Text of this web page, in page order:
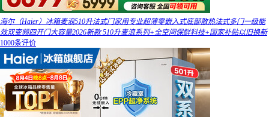
海尔（Haier）冰箱麦浪510升法式门家用专业超薄零嵌入式底部散热法式多门一级能
效双变频四开门大容量2026新款 510升麦浪系列+全空间保鲜科技+国家补贴以旧换新
1000条评价